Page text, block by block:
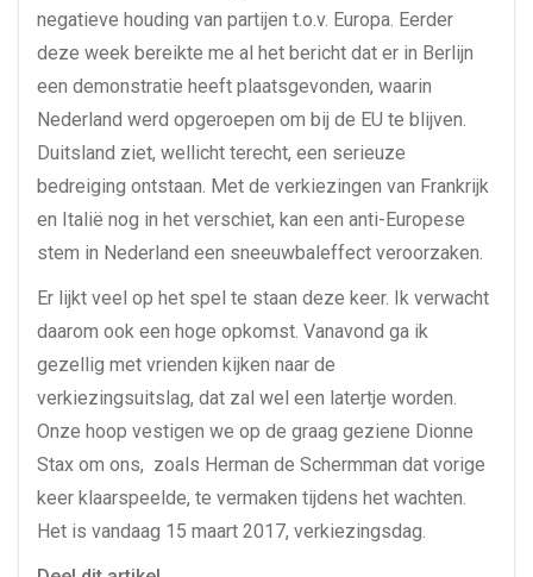
negatieve houding van partijen t.o.v. Europa. Eerder
deze week bereikte me al het bericht dat er in Berlijn
een demonstratie heeft plaatsgevonden, waarin
Nederland werd opgeroepen om bij de EU te blijven.
Duitsland ziet, wellicht terecht, een serieuze
bedreiging ontstaan. Met de verkiezingen van Frankrijk
en Italië nog in het verschiet, kan een anti-Europese
stem in Nederland een sneeuwbaleffect veroorzaken.
Er lijkt veel op het spel te staan deze keer. Ik verwacht
daarom ook een hoge opkomst. Vanavond ga ik
gezellig met vrienden kijken naar de
verkiezingsuitslag, dat zal wel een latertje worden.
Onze hoop vestigen we op de graag geziene Dionne
Stax om ons, zoals Herman de Schermman dat vorige
keer klaarspeelde, te vermaken tijdens het wachten.
Het is vandaag 15 maart 2017, verkiezingsdag.